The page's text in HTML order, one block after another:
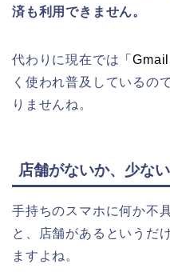
済も利用できません。
代わりに現在では 「
く使われ普及しているの
りませんね。
店舗がないか、少ない
手持ちのスマホに何か不
と、店舗があるというだ
ますよね。